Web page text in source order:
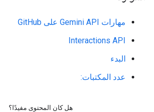
مهارات Gemini API على GitHub
‫Interactions API
البدء
عدد المكتبات:
هل كان المحتوى مفيدًا؟